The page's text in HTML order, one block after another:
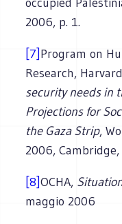
2006, p. 1.
[7]Program on
Research,
security needs in
Projections for
the Gaza Strip,
2006, Cambridge,
[8]OCHA,
maggio 2006